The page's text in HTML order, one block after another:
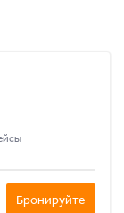
Бронируйте